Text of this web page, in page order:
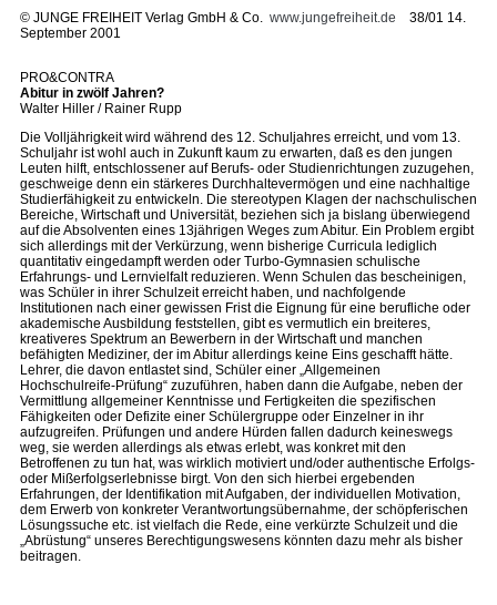
© JUNGE FREIHEIT Verlag GmbH & Co. www.jungefreiheit.de 38/01 14.
September 2001
PRO&CONTRA
Abitur in zwölf Jahren?
Walter Hiller / Rainer Rupp
Die Volljährigkeit wird während des 12. Schuljahres erreicht, und vom 13.
Schuljahr ist wohl auch in Zukunft kaum zu erwarten, daß es den jungen
Leuten hilft, entschlossener auf Berufs- oder Studienrichtungen zuzugehen,
geschweige denn ein stärkeres Durchhaltevermögen und eine nachhaltige
Studierfähigkeit zu entwickeln. Die stereotypen Klagen der nachschulischen
Bereiche, Wirtschaft und Universität, beziehen sich ja bislang überwiegend
auf die Absolventen eines 13jährigen Weges zum Abitur. Ein Problem ergibt
sich allerdings mit der Verkürzung, wenn bisherige Curricula lediglich
quantitativ eingedampft werden oder Turbo-Gymnasien schulische
Erfahrungs- und Lernvielfalt reduzieren. Wenn Schulen das bescheinigen,
was Schüler in ihrer Schulzeit erreicht haben, und nachfolgende
Institutionen nach einer gewissen Frist die Eignung für eine berufliche oder
akademische Ausbildung feststellen, gibt es vermutlich ein breiteres,
kreativeres Spektrum an Bewerbern in der Wirtschaft und manchen
befähigten Mediziner, der im Abitur allerdings keine Eins geschafft hätte.
Lehrer, die davon entlastet sind, Schüler einer „Allgemeinen
Hochschulreife-Prüfung“ zuzuführen, haben dann die Aufgabe, neben der
Vermittlung allgemeiner Kenntnisse und Fertigkeiten die spezifischen
Fähigkeiten oder Defizite einer Schülergruppe oder Einzelner in ihr
aufzugreifen. Prüfungen und andere Hürden fallen dadurch keineswegs
weg, sie werden allerdings als etwas erlebt, was konkret mit den
Betroffenen zu tun hat, was wirklich motiviert und/oder authentische Erfolgs-
oder Mißerfolgserlebnisse birgt. Von den sich hierbei ergebenden
Erfahrungen, der Identifikation mit Aufgaben, der individuellen Motivation,
dem Erwerb von konkreter Verantwortungsübernahme, der schöpferischen
Lösungssuche etc. ist vielfach die Rede, eine verkürzte Schulzeit und die
„Abrüstung“ unseres Berechtigungswesens könnten dazu mehr als bisher
beitragen.